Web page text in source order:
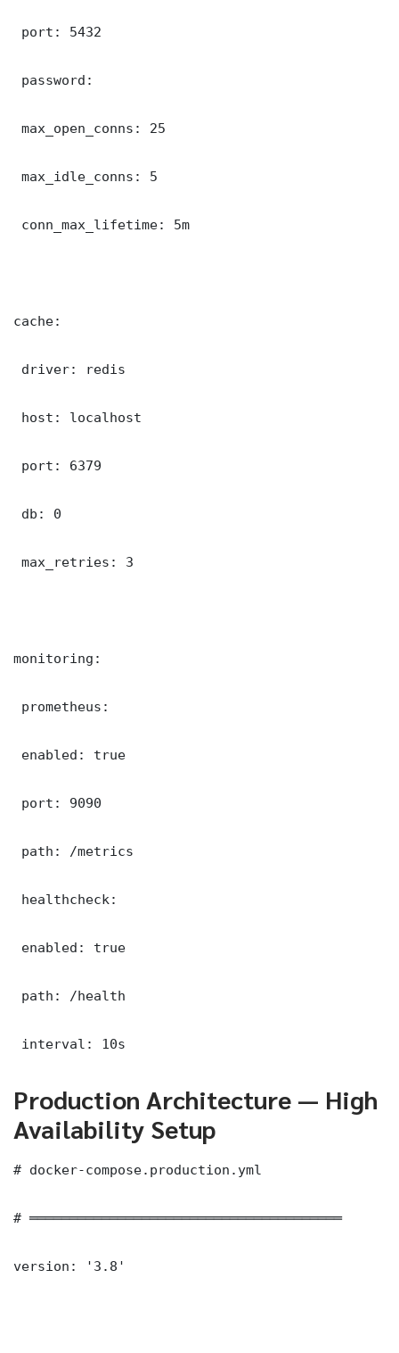
port: 5432
password:
max_open_conns: 25
max_idle_conns: 5
conn_max_lifetime: 5m
cache:
driver: redis
host: localhost
port: 6379
db: 0
max_retries: 3
monitoring:
prometheus:
enabled: true
port: 9090
path: /metrics
healthcheck:
enabled: true
path: /health
interval: 10s
Production Architecture — High
Availability Setup
# docker-compose.production.yml
# ═══════════════════════════════════════
version: '3.8'